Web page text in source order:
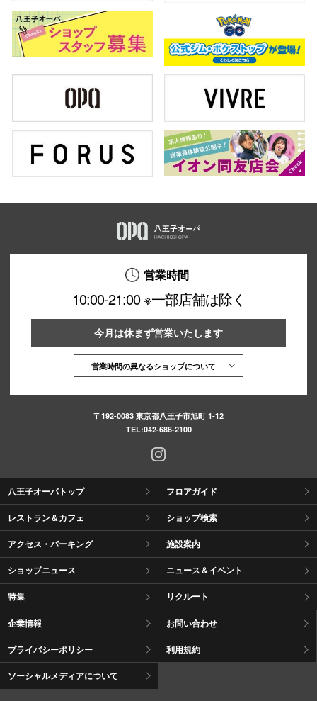
営業時間
10:00-21:00 ※一部店舗は除く
今月は休まず営業いたします
営業時間の異なるショップについて
〒192-0083 東京都八王子市旭町 1-12
TEL:042-686-2100
八王子オーパトップ フロアガイド
レストラン＆カフェ ショップ検索
アクセス・パーキング 施設案内
ショップニュース ニュース＆イベント
特集 リクルート
企業情報 お問い合わせ
プライバシーポリシー 利用規約
ソーシャルメディアについて